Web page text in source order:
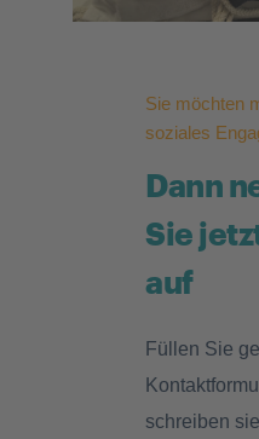
Sie möchten
soziales
Dann
Sie
auf
Füllen Sie
schreiben